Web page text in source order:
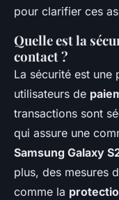
pour clarifier ces
Quelle est la
contact ?
La sécurité est une
utilisateurs de
transactions sont
qui assure une
Samsung Galaxy
plus, des mesures
comme la